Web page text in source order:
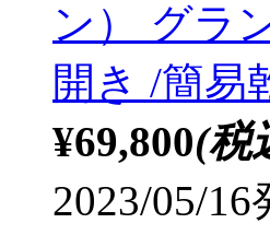
ン） グラ
開き /簡易
¥69,800(税
2023/05/16